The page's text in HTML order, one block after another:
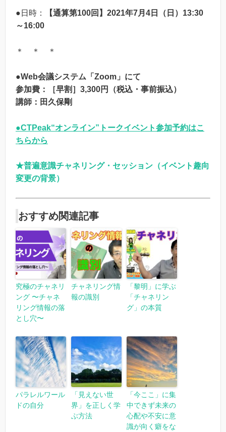
●日時：
【通算第100回】2021年7月4日（日）13:30
～16:00
＊ ＊ ＊
●Web会議システム「Zoom」にて
参加費：［早割］3,300円（税込・事前振込）
講師：田久保剛
●CTPeak“オンライン”トークイベント参加予約はこ
ちらから
★普遍意識チャネリング・セッション（イベント趣向
変更の背景）
おすすめ関連記事
究極のチャネリ
ング 〜チャネ
リング情報の落
とし穴〜
チャネリング情
報の識別
「黎明」に学ぶ
「チャネリン
グ」の本質
パラレルワール
ドの自分
「見えない世
界」を正しく学
ぶ方法
「今ここ」に集
中できず未来の
心配や不安に意
識が向く癖をな